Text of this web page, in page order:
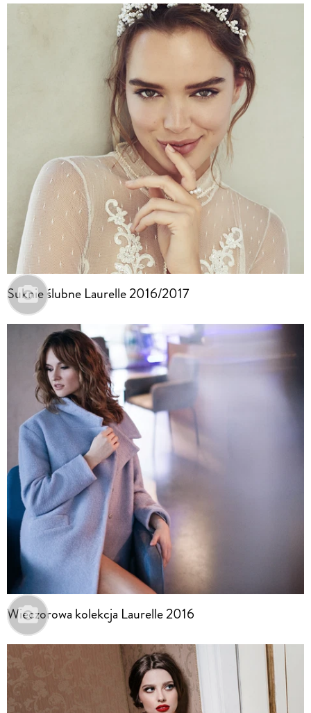
Suknie ślubne Laurelle 2016/2017
Wieczorowa kolekcja Laurelle 2016